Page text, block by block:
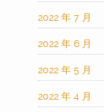
2022 年 7 月
2022 年 6 月
2022 年 5 月
2022 年 4 月